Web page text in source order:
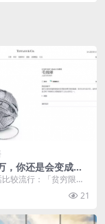
，你还是会变成穷
较流行：「贫穷限制
」。1500元的曲别
玛仕...
21